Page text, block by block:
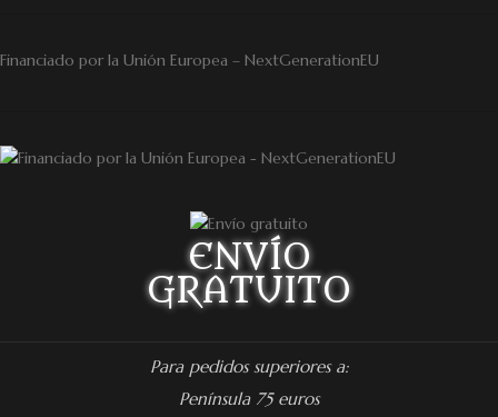
Financiado por la Unión Europea – NextGenerationEU
ENVÍO
GRATUITO
Para pedidos superiores a:
Península 75 euros